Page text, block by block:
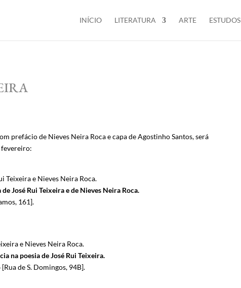
INÍCIO LITERATURA ARTE ESTUDOS
prefácio de Nieves Neira Roca e capa de Agostinho Santos, será
fevereiro:
Teixeira e Nieves Neira Roca.
José Rui Teixeira e de Nieves Neira Roca.
161].
e Nieves Neira Roca.
na poesia de José Rui Teixeira.
de S. Domingos, 94B].